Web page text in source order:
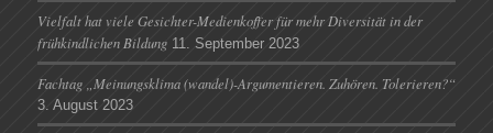
Vielfalt hat viele Gesichter-Medienkoffer für mehr Diversität in der
frühkindlichen Bildung 11. September 2023
Fachtag „Meinungsklima (wandel)-Argumentieren. Zuhören. Tolerieren?“
3. August 2023